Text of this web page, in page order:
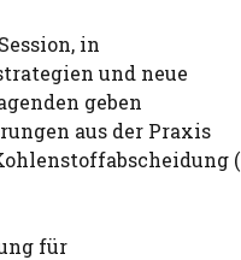
in
und neue
geben
aus der Praxis
(
für